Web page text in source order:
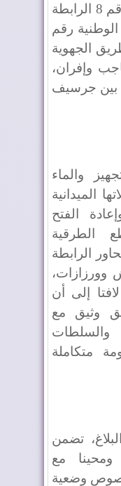
المهمة؛ الطريق الوطنية رقم 8 الرابطة
رقم
الجهوية
وإفران،
والطريق الجهوية رقم 504 بين جرسيف
والماء
الميدانية
الفتح
الطرقية
الرابطة
وورزازات،
إلى أن
وثيق مع
والسلطات
متكاملة
تضمن
ومحينا مع
وضعية